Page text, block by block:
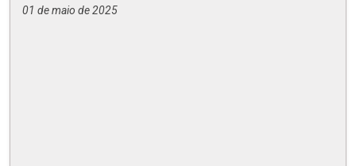
01 de maio de 2025